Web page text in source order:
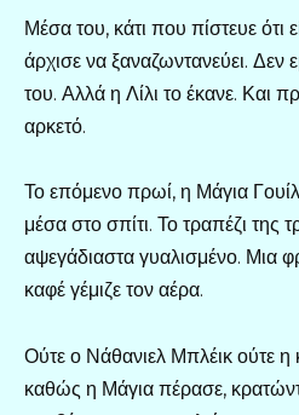
Μέσα του, κάτι που πίστευε ότι
άρχισε να ξαναζωντανεύει. Δεν
του. Αλλά η Λίλι το έκανε. Και
αρκετό.
Το επόμενο πρωί, η Μάγια
μέσα στο σπίτι. Το τραπέζι της
αψεγάδιαστα γυαλισμένο. Μια
καφέ γέμιζε τον αέρα.
Ούτε ο Νάθανιελ Μπλέικ ούτε η
καθώς η Μάγια πέρασε,